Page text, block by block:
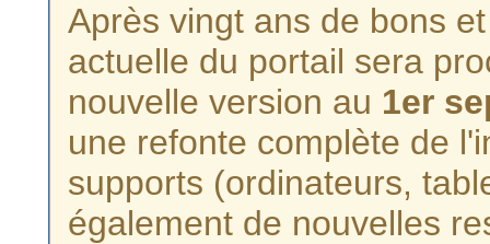
Après vingt ans de bons
actuelle du portail sera
nouvelle version au 1er
une refonte complète de
supports (ordinateurs,
également de nouvelles